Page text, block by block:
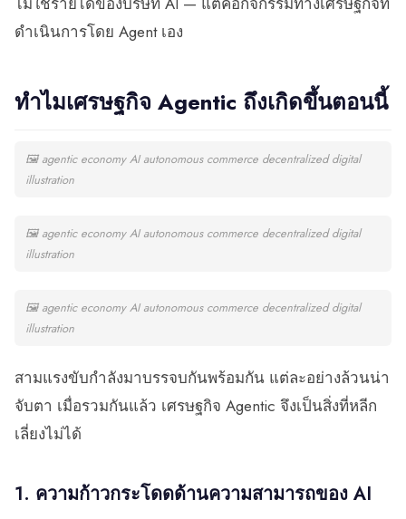
ดำเนินการโดย Agent เอง
ทำไมเศรษฐกิจ Agentic ถึงเกิดขึ้นตอนนี้
🖼 agentic economy AI autonomous commerce decentralized digital
illustration
🖼 agentic economy AI autonomous commerce decentralized digital
illustration
🖼 agentic economy AI autonomous commerce decentralized digital
illustration
สามแรงขับกำลังมาบรรจบกันพร้อมกัน แต่ละอย่างล้วนน่า
จับตา เมื่อรวมกันแล้ว เศรษฐกิจ Agentic จึงเป็นสิ่งที่หลีก
เลี่ยงไม่ได้
1. ความก้าวกระโดดด้านความสามารถของ AI